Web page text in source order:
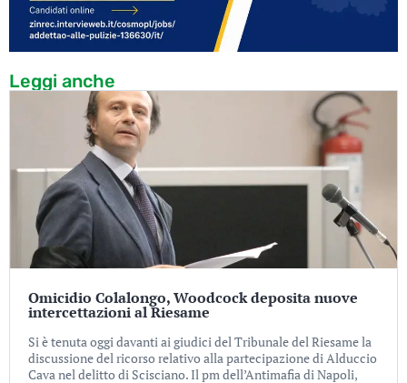
Leggi anche
Omicidio Colalongo, Woodcock deposita nuove
intercettazioni al Riesame
Si è tenuta oggi davanti ai giudici del Tribunale del Riesame la
discussione del ricorso relativo alla partecipazione di Alduccio
Cava nel delitto di Scisciano. Il pm dell’Antimafia di Napoli,